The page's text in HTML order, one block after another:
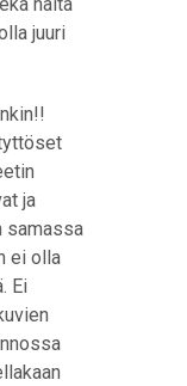
juuri
ja
samassa
ei olla
Ei